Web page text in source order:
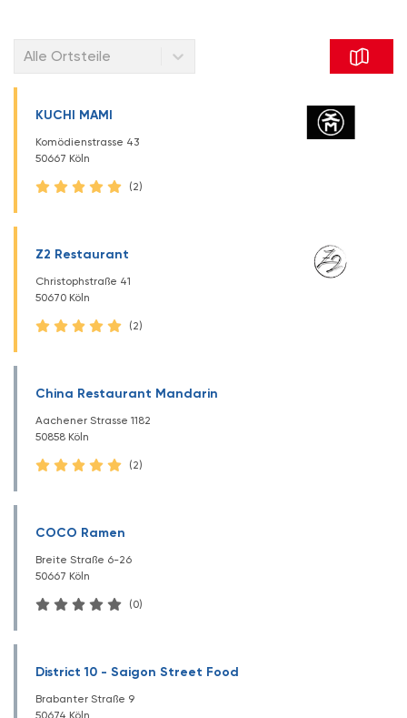
Alle Ortsteile
KUCHI MAMI
Komödienstrasse 43
50667 Köln
(2)
Z2 Restaurant
Christophstraße 41
50670 Köln
(2)
China Restaurant Mandarin
Aachener Strasse 1182
50858 Köln
(2)
COCO Ramen
Breite Straße 6-26
50667 Köln
(0)
District 10 - Saigon Street Food
Brabanter Straße 9
50674 Köln